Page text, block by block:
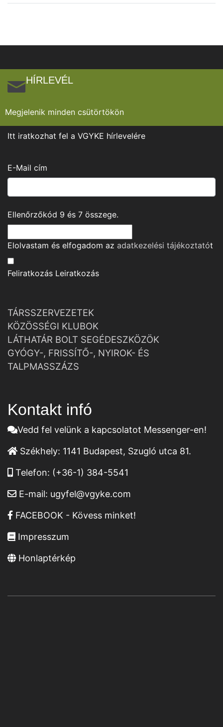
HÍRLEVÉL
Megjelenik minden csütörtökön
Itt iratkozhat fel a VGYKE hírlevelére
E-Mail cím
Ellenőrzőkód 9 és 7 összege.
Elolvastam és elfogadom az adatkezelési tájékoztatót
Feliratkozás Leiratkozás
TÁRSSZERVEZETEK
KÖZÖSSÉGI KLUBOK
LÁTHATÁR BOLT SEGÉDESZKÖZÖK
GYÓGY-, FRISSÍTŐ-, NYIROK- ÉS
TALPMASSZÁZS
Kontakt infó
Vedd fel velünk a kapcsolatot Messenger-en!
Székhely: 1141 Budapest, Szugló utca 81.
Telefon: (+36-1) 384-5541
E-mail: ugyfel@vgyke.com
FACEBOOK - Kövess minket!
Impresszum
Honlaptérkép